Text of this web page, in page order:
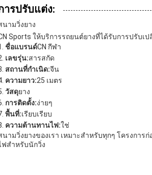
ารปรับแต่ง:
นามวิ่งยาง
Sports ให้บริการรถยนต์ยางที่ได้รับการปรับ
ชื่อแบรนด์CN กีฬา
เลขรุ่น:สารสกัด
สถานที่กําเนิด:จีน
ความยาว:25 เมตร
วัสดุยาง
การติดตั้ง:ง่ายๆ
พื้นที่:เรียบเรียบ
ความต้านทานไฟ:ใช่
นามวิ่งยางของเรา เหมาะสําหรับทุกๆ โครงกา
ฟสําหรับนักวิ่ง